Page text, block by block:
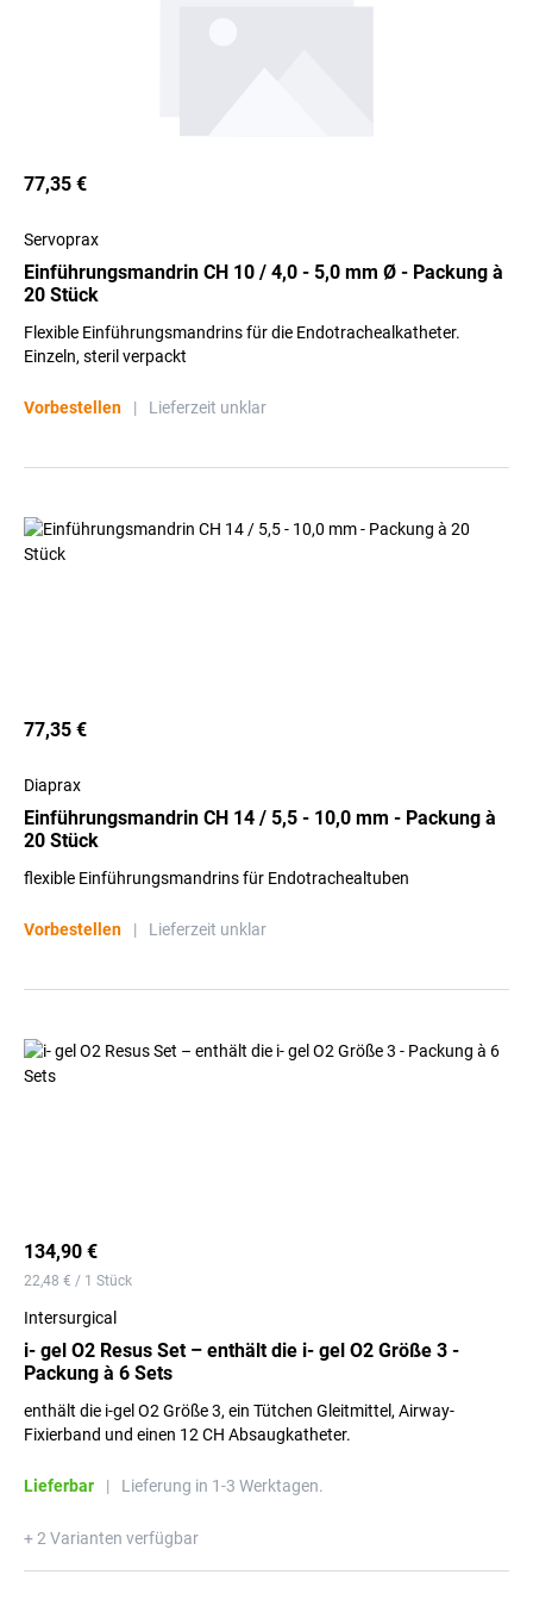
77,35 €
Servoprax
Einführungsmandrin CH 10 / 4,0 - 5,0 mm Ø - Packung à
20 Stück
Flexible Einführungsmandrins für die Endotrachealkatheter.
Einzeln, steril verpackt
Vorbestellen | Lieferzeit unklar
77,35 €
Diaprax
Einführungsmandrin CH 14 / 5,5 - 10,0 mm - Packung à
20 Stück
flexible Einführungsmandrins für Endotrachealtuben
Vorbestellen | Lieferzeit unklar
134,90 €
22,48 € / 1 Stück
Intersurgical
i- gel O2 Resus Set – enthält die i- gel O2 Größe 3 -
Packung à 6 Sets
enthält die i-gel O2 Größe 3, ein Tütchen Gleitmittel, Airway-
Fixierband und einen 12 CH Absaugkatheter.
Lieferbar | Lieferung in 1-3 Werktagen.
+ 2 Varianten verfügbar